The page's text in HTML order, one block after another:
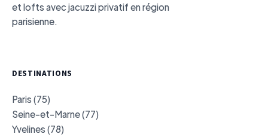
et lofts avec jacuzzi privatif en région
parisienne.
DESTINATIONS
Paris (75)
Seine-et-Marne (77)
Yvelines (78)